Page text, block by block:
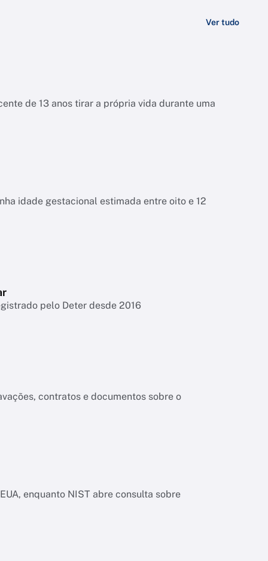
Ver tudo
de 13 anos tirar a própria vida durante uma
idade gestacional estimada entre oito e 12
pelo Deter desde 2016
contratos e documentos sobre o
enquanto NIST abre consulta sobre